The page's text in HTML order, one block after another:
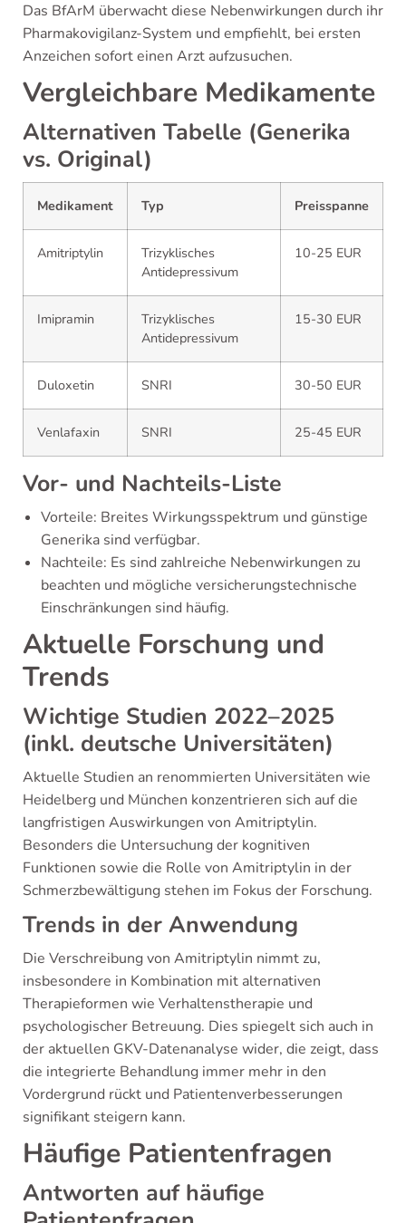
Das BfArM überwacht diese Nebenwirkungen durch ihr
Pharmakovigilanz-System und empfiehlt, bei ersten
Anzeichen sofort einen Arzt aufzusuchen.
Vergleichbare Medikamente
Alternativen Tabelle (Generika
vs. Original)
Medikament Typ Preisspanne
Amitriptylin
Trizyklisches
Antidepressivum
10-25 EUR
Imipramin
Trizyklisches
Antidepressivum
15-30 EUR
Duloxetin SNRI 30-50 EUR
Venlafaxin SNRI 25-45 EUR
Vor- und Nachteils-Liste
Vorteile: Breites Wirkungsspektrum und günstige
Generika sind verfügbar.
Nachteile: Es sind zahlreiche Nebenwirkungen zu
beachten und mögliche versicherungstechnische
Einschränkungen sind häufig.
Aktuelle Forschung und
Trends
Wichtige Studien 2022–2025
(inkl. deutsche Universitäten)
Aktuelle Studien an renommierten Universitäten wie
Heidelberg und München konzentrieren sich auf die
langfristigen Auswirkungen von Amitriptylin.
Besonders die Untersuchung der kognitiven
Funktionen sowie die Rolle von Amitriptylin in der
Schmerzbewältigung stehen im Fokus der Forschung.
Trends in der Anwendung
Die Verschreibung von Amitriptylin nimmt zu,
insbesondere in Kombination mit alternativen
Therapieformen wie Verhaltenstherapie und
psychologischer Betreuung. Dies spiegelt sich auch in
der aktuellen GKV-Datenanalyse wider, die zeigt, dass
die integrierte Behandlung immer mehr in den
Vordergrund rückt und Patientenverbesserungen
signifikant steigern kann.
Häufige Patientenfragen
Antworten auf häufige